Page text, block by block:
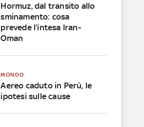
Hormuz, dal transito allo
sminamento: cosa
prevede l’intesa Iran-
Oman
MONDO
Aereo caduto in Perù, le
ipotesi sulle cause